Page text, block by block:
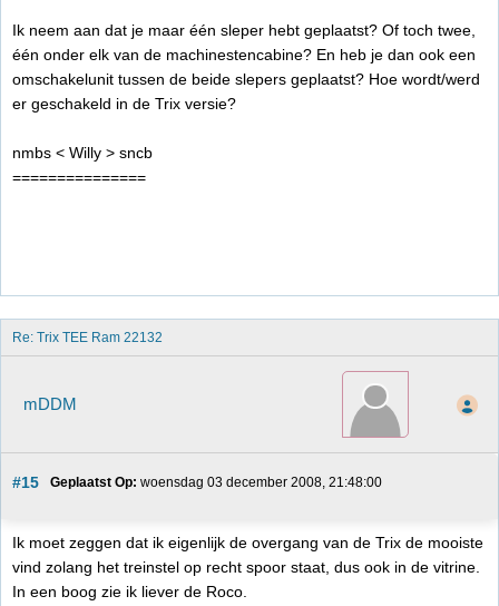
Ik neem aan dat je maar één sleper hebt geplaatst? Of toch twee,
één onder elk van de machinestencabine? En heb je dan ook een
omschakelunit tussen de beide slepers geplaatst? Hoe wordt/werd
er geschakeld in de Trix versie?
nmbs < Willy > sncb
===============
Re: Trix TEE Ram 22132
mDDM
#15 Geplaatst Op: woensdag 03 december 2008, 21:48:00
Ik moet zeggen dat ik eigenlijk de overgang van de Trix de mooiste
vind zolang het treinstel op recht spoor staat, dus ook in de vitrine.
In een boog zie ik liever de Roco.